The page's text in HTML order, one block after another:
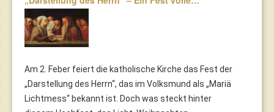
Am 2. Feber feiert die katholische Kirche das Fest der
„Darstellung des Herrn“, das im Volksmund als „Mariä
Lichtmess“ bekannt ist. Doch was steckt hinter